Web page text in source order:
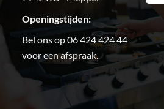
Openingstijden:
Bel ons op 06 424 424 44
voor een afspraak.